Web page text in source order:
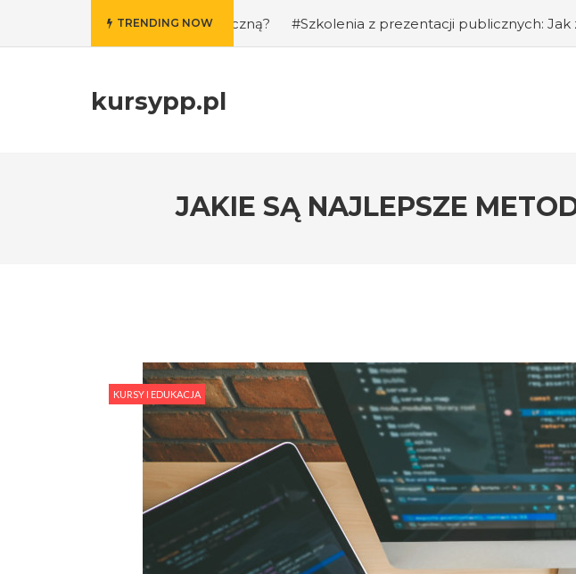
TRENDING NOW
i kondycję fizyczną? #Szkolenia z prezentacji publicznych: Jak zdobyć
kursypp.pl
JAKIE SĄ NAJLEPSZE
KURSY I EDUKACJA